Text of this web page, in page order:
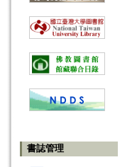
書誌管理